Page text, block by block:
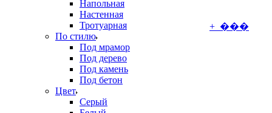
Напольная
Настенная
Тротуарная
По стилю
Под мрамор
Под дерево
Под камень
Под бетон
Цвет
Серый
+ ���